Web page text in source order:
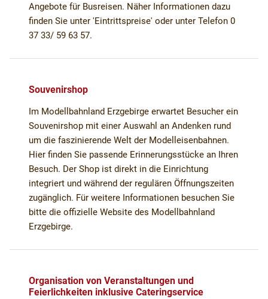
Angebote für Busreisen. Näher Informationen dazu
finden Sie unter 'Eintrittspreise' oder unter Telefon 0
37 33/ 59 63 57.
Souvenirshop
Im Modellbahnland Erzgebirge erwartet Besucher ein
Souvenirshop mit einer Auswahl an Andenken rund
um die faszinierende Welt der Modelleisenbahnen.
Hier finden Sie passende Erinnerungsstücke an Ihren
Besuch. Der Shop ist direkt in die Einrichtung
integriert und während der regulären Öffnungszeiten
zugänglich. Für weitere Informationen besuchen Sie
bitte die offizielle Website des Modellbahnland
Erzgebirge.
Organisation von Veranstaltungen und
Feierlichkeiten inklusive Cateringservice